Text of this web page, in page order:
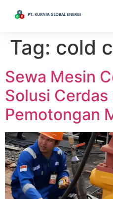
Tag: cold
Sewa Mesin
Solusi
Pemotongan